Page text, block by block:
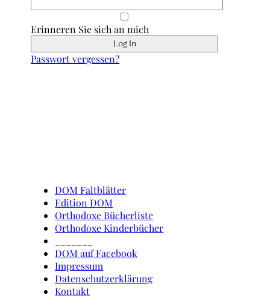
Erinneren Sie sich an mich
Passwort vergessen?
DOM Faltblätter
Edition DOM
Orthodoxe Bücherliste
Orthodoxe Kinderbücher
DOM auf Facebook
Impressum
Datenschutzerklärung
Kontakt